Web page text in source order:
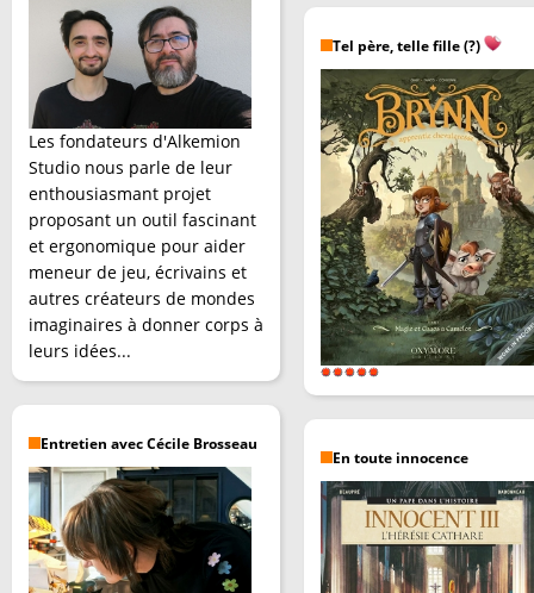
Les fondateurs d'Alkemion
Studio nous parle de leur
enthousiasmant projet
proposant un outil fascinant
et ergonomique pour aider
meneur de jeu, écrivains et
autres créateurs de mondes
imaginaires à donner corps à
leurs idées...
Entretien avec Cécile Brosseau
Tel père, telle fille (?)
En toute innocence